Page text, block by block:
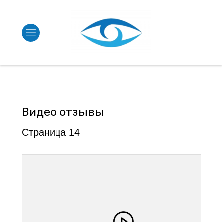
Видео отзывы
Страница 14